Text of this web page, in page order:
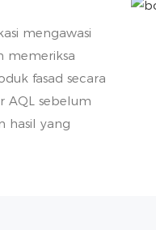
mengawasi
memeriksa
fasad secara
AQL sebelum
hasil yang